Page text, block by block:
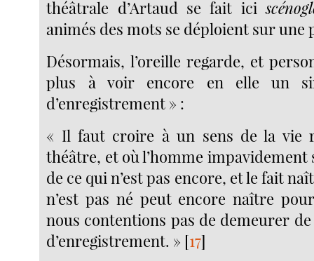
théâtrale d’Artaud se fait ici
animés des mots se déploient sur une
Désormais, l’oreille regarde, et
plus à voir encore en elle un
d’enregistrement » :
« Il faut croire à un sens de la vie
théâtre, et où l’homme impavidement
de ce qui n’est pas encore, et le fait
n’est pas né peut encore naître
nous contentions pas de demeurer
d’enregistrement. » [17]